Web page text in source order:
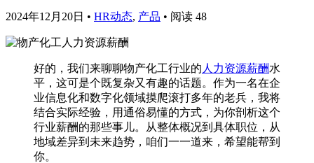
2024年12月20日 • HR动态, 产品 • 阅读 48
好的，我们来聊聊物产化工行业的 人力资源薪酬水
平，这可是个既复杂又有趣的话题。作为一名在企
业信息化和数字化领域摸爬滚打多年的老兵，我将
结合实际经验，用通俗易懂的方式，为你剖析这个
行业薪酬的那些事儿。从整体概况到具体职位，从
地域差异到未来趋势，咱们一一道来，希望能帮到
你。